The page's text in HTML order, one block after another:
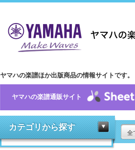
ヤマハの楽譜ほか出版商品の情報サイトです。
ヤマハの楽譜通販サイト
カテゴリから探す
全